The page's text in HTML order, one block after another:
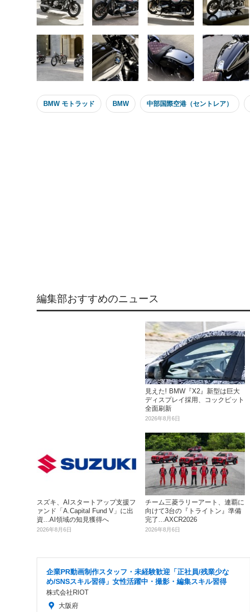
BMW モトラッド BMW 中部国際空港（セントレア）
編集部おすすめのニュース
見えた! BMW『X2』新型は巨大
ディスプレイ採用、コックピット
全面刷新
2026年8月6日
スズキ、AIスタートアップ支援フ
ァンド「A.Capital Fund V」に出
資...AI領域の知見獲得へ
2026年8月6日
チーム三菱ラリーアート、連覇に
向けて3台の『トライトン』準備
完了...AXCR2026
2026年8月6日
企業PR動画制作スタッフ・未経験歓迎「正社員/残業少な
め/SNSスキル習得」女性活躍中・撮影・編集スキル習得
株式会社RIOT
大阪府